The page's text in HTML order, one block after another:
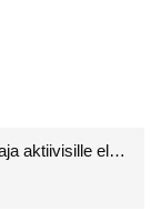
Miksi rannekäärien jäähdytys on pelinvaihtaja aktiivisille elämäntavoille